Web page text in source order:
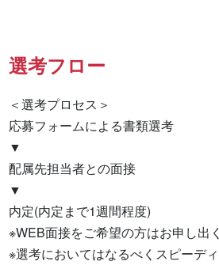
選考フロー
＜選考プロセス＞
応募フォームによる書類選考
▼
配属先担当者との面接
▼
内定(内定まで1週間程度)
※WEB面接をご希望の方はお申し出
※選考においてはなるべくスピーディ